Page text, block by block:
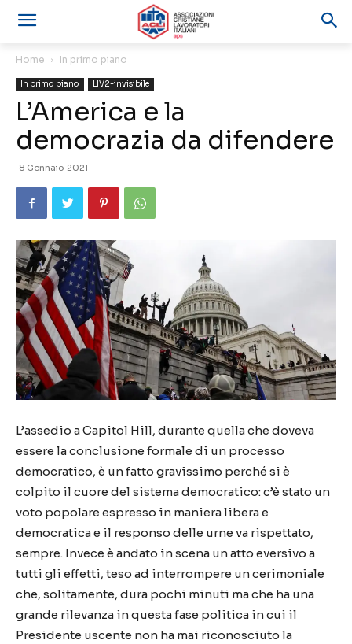
Home In primo piano
In primo piano LIV2-invisibile
L’America e la
democrazia da difendere
8 Gennaio 2021
L’assedio a Capitol Hill, durante quella che doveva
essere la conclusione formale di un processo
democratico, è un fatto gravissimo perché si è
colpito il cuore del sistema democratico: c’è stato un
voto popolare espresso in maniera libera e
democratica e il responso delle urne va rispettato,
sempre. Invece è andato in scena un atto eversivo a
tutti gli effetti, teso ad interrompere un cerimoniale
che, solitamente, dura pochi minuti ma che ha una
grande rilevanza in questa fase politica in cui il
Presidente uscente non ha mai riconosciuto la